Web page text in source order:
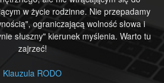
w życie rodzinne. Nie przepadamy
ograniczającą wolność słowa i
słuszny" kierunek myślenia. Warto tu
zajrzeć!
Klauzula RODO